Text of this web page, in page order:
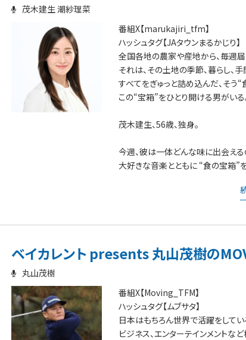
茂木建生 潮紗理菜
番組X【marukajiri_tfm】
ハッシュタグ【JAタウンまるかじり】
全国各地の農家や産地から、毎週届
それは、その土地の季節、暮らし、手
すべてをぎゅっと詰め込んだ、そう“
この“宝箱”をひとり開ける男がいる
茂木建生、56歳、独身。
今週、彼は一体どんな味に出会える
大好きな音楽とともに “食の宝箱”
商品が気になったという方は「JAタ
ベイカレント presents 丸山茂樹の
丸山茂樹
番組X【Moving_TFM】
ハッシュタグ【ムブサタ】
日本はもちろん世界で活躍をしてい
ビジネス、エンターテインメント